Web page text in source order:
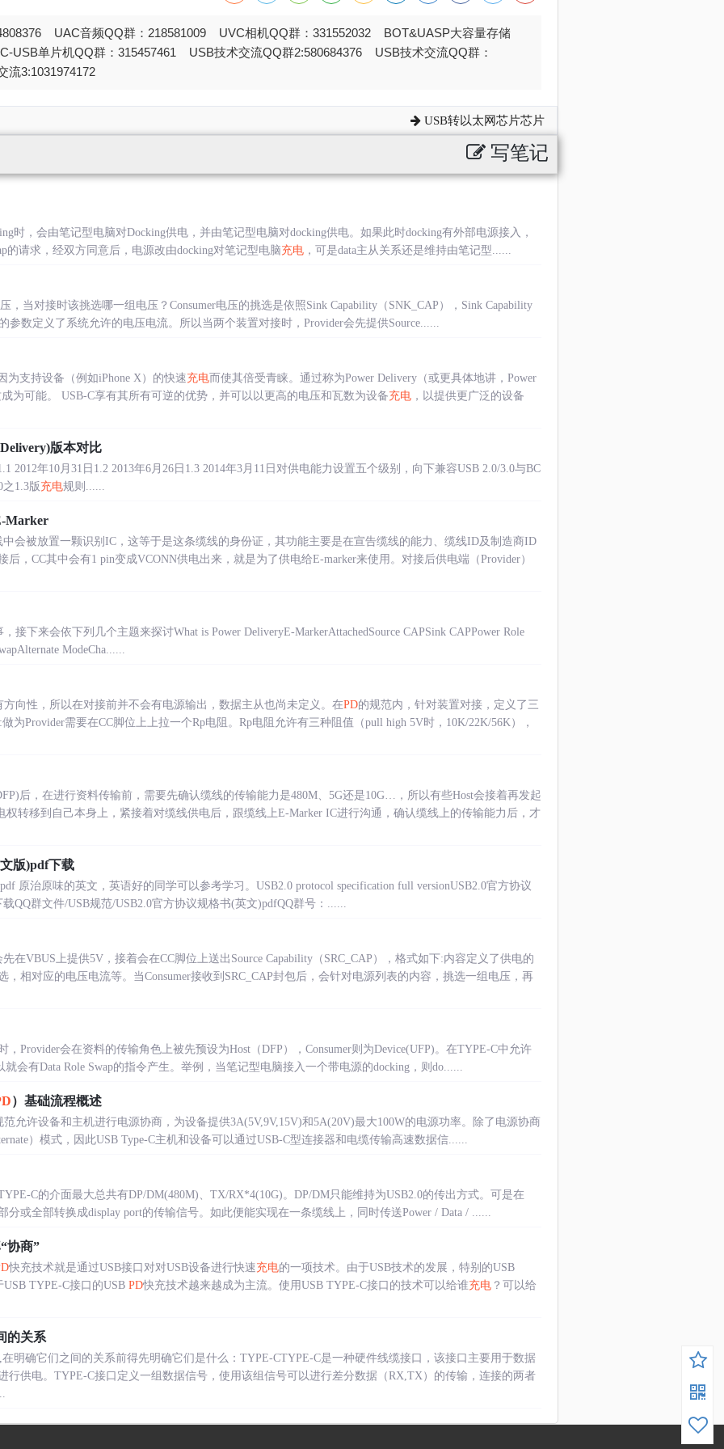
UAC音频QQ群：218581009 UVC相机QQ群：331552032 BOT&UASP大容量存储
USB单片机QQ群：315457461 USB技术交流QQ群2:580684376 USB技术交流QQ群：
3:1031974172
USB转以太网芯片芯片
写笔记
时，会由笔记型电脑对Docking供电，并由笔记型电脑对docking供电。如果此时docking有外部电源接入，
的请求，经双方同意后，电源改由docking对笔记型电脑充电，可是data主从关系还是维持由笔记型......
，当对接时该挑选哪一组电压？Consumer电压的挑选是依照Sink Capability（SNK_CAP），Sink Capability
参数定义了系统允许的电压电流。所以当两个装置对接时，Provider会先提供Source......
为支持设备（例如iPhone X）的快速充电而使其倍受青睐。通过称为Power Delivery（或更具体地讲，Power
为可能。 USB-C享有其所有可逆的优势，并可以以更高的电压和瓦数为设备充电，以提供更广泛的设备
版本对比
2012年10月31日1.2 2013年6月26日1.3 2014年3月11日对供电能力设置五个级别，向下兼容USB 2.0/3.0与BC
1.3版 充电规则......
Marker
中会被放置一颗识别IC，这等于是这条缆线的身份证，其功能主要是在宣告缆线的能力、缆线ID及制造商ID
，CC其中会有1 pin变成VCONN供电出来，就是为了供电给E-marker来使用。对接后供电端（Provider）
接下来会依下列几个主题来探讨What is Power DeliveryE-MarkerAttachedSource CAPSink CAPPower Role
ModeCha......
向性，所以在对接前并不会有电源输出，数据主从也尚未定义。在PD的规范内，针对装置对接，定义了三
为Provider需要在CC脚位上上拉一个Rp电阻。Rp电阻允许有三种阻值（pull high 5V时，10K/22K/56K），
后，在进行资料传输前，需要先确认缆线的传输能力是480M、5G还是10G…，所以有些Host会接着再发起
权转移到自己本身上，紧接着对缆线供电后，跟缆线上E-Marker IC进行沟通，确认缆线上的传输能力后，才
版)pdf下载
原治原味的英文，英语好的同学可以参考学习。USB2.0 protocol specification full versionUSB2.0官方协议
QQ群文件/USB规范/USB2.0官方协议规格书(英文)pdfQQ群号：......
在VBUS上提供5V，接着会在CC脚位上送出Source Capability（SRC_CAP），格式如下:内容定义了供电的
，相对应的电压电流等。当Consumer接收到SRC_CAP封包后，会针对电源列表的内容，挑选一组电压，再
Provider会在资料的传输角色上被先预设为Host（DFP），Consumer则为Device(UFP)。在TYPE-C中允许
就会有Data Role Swap的指令产生。举例，当笔记型电脑接入一个带电源的docking，则do......
）基础流程概述
范允许设备和主机进行电源协商，为设备提供3A(5V,9V,15V)和5A(20V)最大100W的电源功率。除了电源协商
）模式，因此USB Type-C主机和设备可以通过USB-C型连接器和电缆传输高速数据信......
C的介面最大总共有DP/DM(480M)、TX/RX*4(10G)。DP/DM只能维持为USB2.0的传出方式。可是在
分或全部转换成display port的传输信号。如此便能实现在一条缆线上，同时传送Power / Data / ......
协商”
快充技术就是通过USB接口对对USB设备进行快速充电的一项技术。由于USB技术的发展，特别的USB
TYPE-C接口的USB PD快充技术越来越成为主流。使用USB TYPE-C接口的技术可以给谁充电？可以给
的关系
明确它们之间的关系前得先明确它们是什么：TYPE-CTYPE-C是一种硬件线缆接口，该接口主要用于数据
行供电。TYPE-C接口定义一组数据信号，使用该组信号可以进行差分数据（RX,TX）的传输，连接的两者